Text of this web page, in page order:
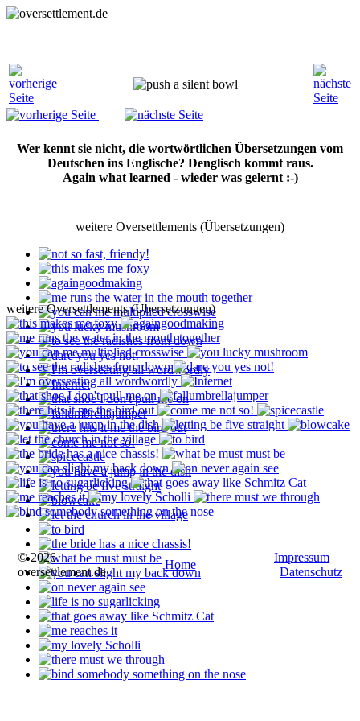
Wer kennt sie nicht, die wortwörtlichen Übersetzungen vom
Deutschen ins Englische? Denglisch kommt raus.
Again what learned - wieder was gelernt :-)
weitere Oversettlements (Übersetzungen)
weitere Oversettlements (Übersetzungen)
© 2026
oversettlement.de
Home
Impressum
Datenschutz